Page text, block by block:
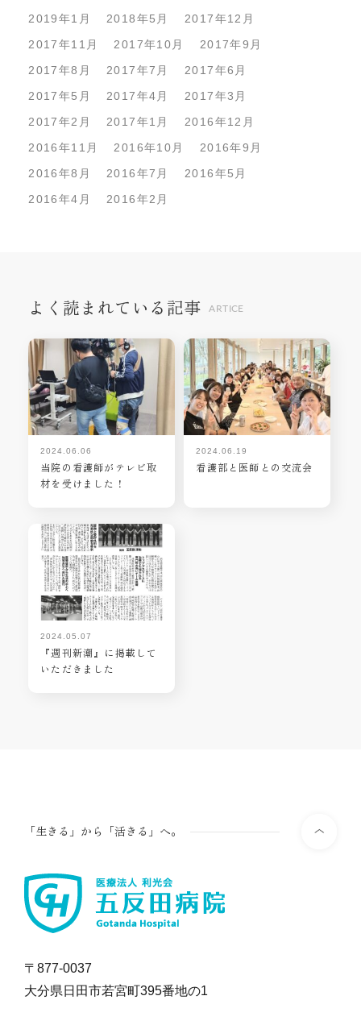
2019年1月
2018年5月
2017年12月
2017年11月
2017年10月
2017年9月
2017年8月
2017年7月
2017年6月
2017年5月
2017年4月
2017年3月
2017年2月
2017年1月
2016年12月
2016年11月
2016年10月
2016年9月
2016年8月
2016年7月
2016年5月
2016年4月
2016年2月
よく読まれている記事 ARTICE
2024.06.06
当院の看護師がテレビ取
材を受けました！
2024.06.19
看護部と医師との交流会
2024.05.07
『週刊新潮』に掲載して
いただきました
「生きる」から「活きる」へ。
〒877-0037
大分県日田市若宮町395番地の1